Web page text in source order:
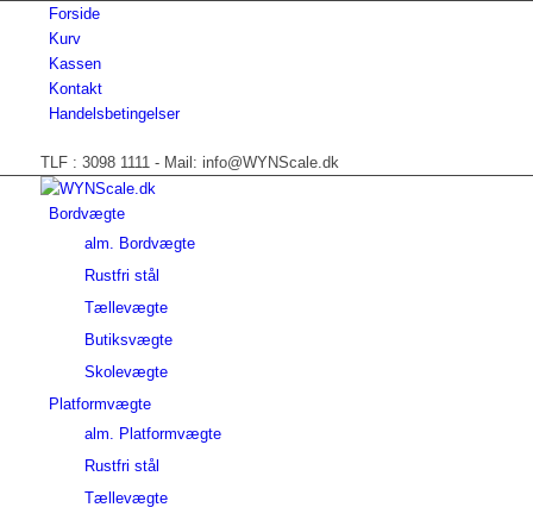
Forside
Kurv
Kassen
Kontakt
Handelsbetingelser
TLF : 3098 1111 - Mail: info@WYNScale.dk
Bordvægte
alm. Bordvægte
Rustfri stål
Tællevægte
Butiksvægte
Skolevægte
Platformvægte
alm. Platformvægte
Rustfri stål
Tællevægte